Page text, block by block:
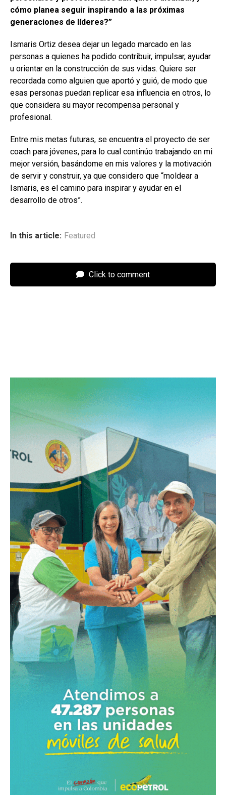
cómo planea seguir inspirando a las próximas
generaciones de líderes?”
Ismaris Ortiz desea dejar un legado marcado en las
personas a quienes ha podido contribuir, impulsar, ayudar
u orientar en la construcción de sus vidas. Quiere ser
recordada como alguien que aportó y guió, de modo que
esas personas puedan replicar esa influencia en otros, lo
que considera su mayor recompensa personal y
profesional.
Entre mis metas futuras, se encuentra el proyecto de ser
coach para jóvenes, para lo cual continúo trabajando en mi
mejor versión, basándome en mis valores y la motivación
de servir y construir, ya que considero que “moldear a
Ismaris, es el camino para inspirar y ayudar en el
desarrollo de otros”.
In this article: Featured
Click to comment